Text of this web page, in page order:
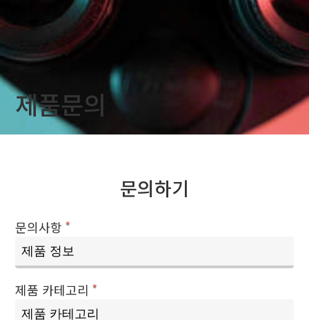
제품문의
문의하기
문의사항*
제품 카테고리*